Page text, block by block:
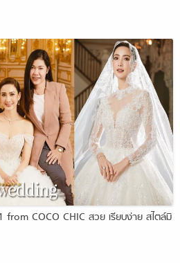
COCO CHIC สวย เรียบง่าย สไตล์มิ